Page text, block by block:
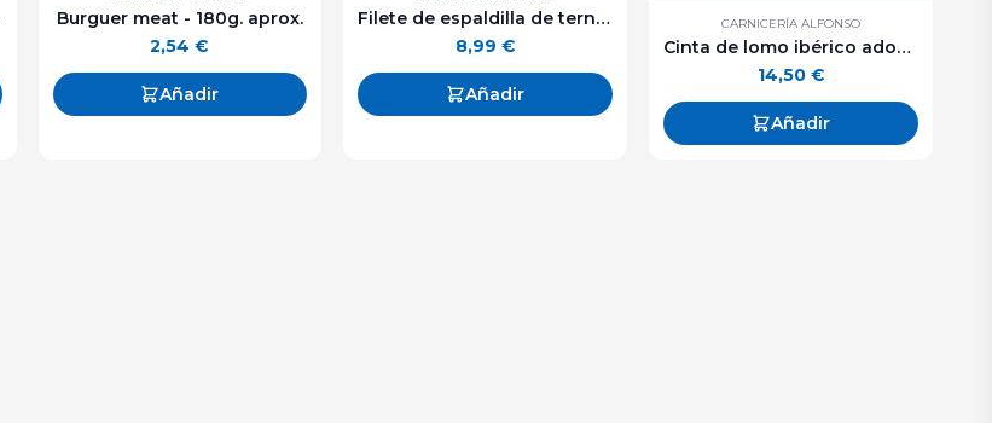
Burguer meat - 180g. aprox.
2,54€
Añadir
Filete de espaldilla de ternera - 500 g. aprox.
8,99 €
Añadir
CARNICERÍA ALFONSO
Cinta de lomo ibérico adobada "El Legado" - 500 g. aprox.
14,50 €
Añadir